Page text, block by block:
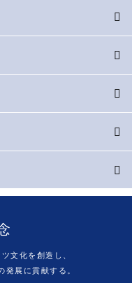
文化を創造し、
展に貢献する。